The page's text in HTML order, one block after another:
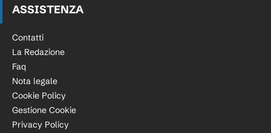
ASSISTENZA
Contatti
La Redazione
Faq
Nota legale
Cookie Policy
Gestione Cookie
Privacy Policy